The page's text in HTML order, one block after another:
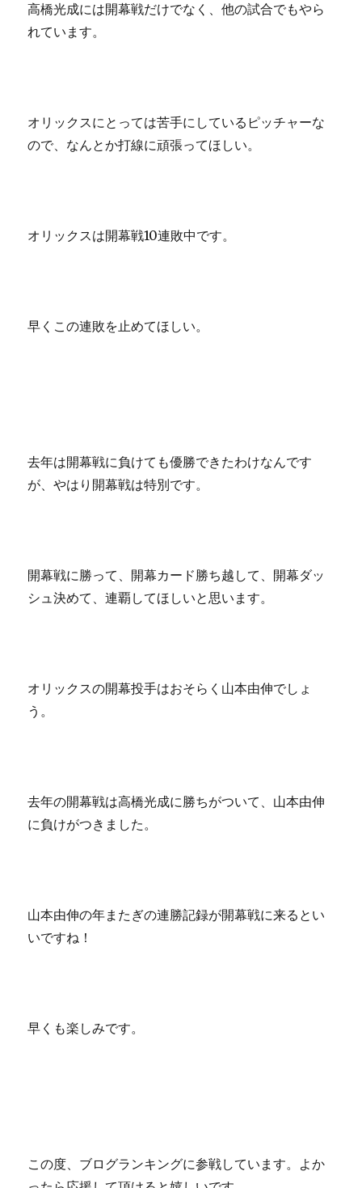
高橋光成には開幕戦だけでなく、他の試合でもやら
れています。
オリックスにとっては苦手にしているピッチャーな
ので、なんとか打線に頑張ってほしい。
オリックスは開幕戦10連敗中です。
早くこの連敗を止めてほしい。
去年は開幕戦に負けても優勝できたわけなんです
が、やはり開幕戦は特別です。
開幕戦に勝って、開幕カード勝ち越して、開幕ダッ
シュ決めて、連覇してほしいと思います。
オリックスの開幕投手はおそらく山本由伸でしょ
う。
去年の開幕戦は高橋光成に勝ちがついて、山本由伸
に負けがつきました。
山本由伸の年またぎの連勝記録が開幕戦に来るとい
いですね！
早くも楽しみです。
この度、ブログランキングに参戦しています。よか